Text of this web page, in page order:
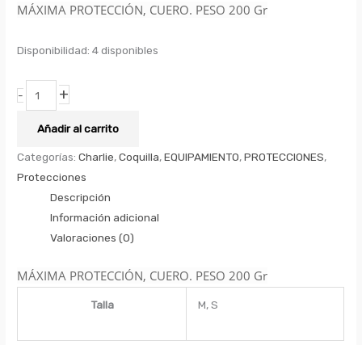
MÁXIMA PROTECCIÓN, CUERO. PESO 200 Gr
Disponibilidad: 4 disponibles
- +
Añadir al carrito
Categorías:Charlie,Coquilla,EQUIPAMIENTO,PROTECCIONES,
Protecciones
Descripción
Información adicional
Valoraciones (0)
MÁXIMA PROTECCIÓN, CUERO. PESO 200 Gr
Talla M, S